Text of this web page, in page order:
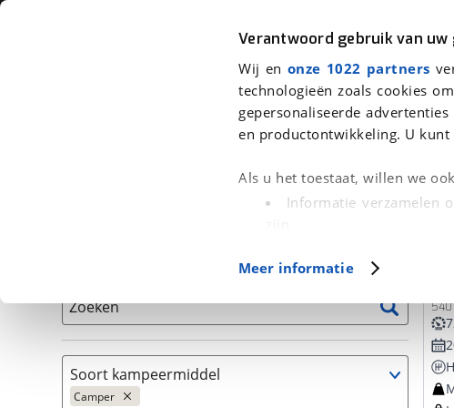
Verantwoord gebruik van uw
Wij en onze 1022 partners
technologieën zoals cookies
gepersonaliseerde
en productontwikkeling. U kunt
Als u het toestaat, willen we
Informatie verzamelen
(fingerprinting)
in. U kunt
Cookieverklaring.
Met cookies en vergelijkbare
Functionele cookies zorgen
Meer informatie
Auto Fiets Motor
Kampeervoertuigen>Camper
We hebben 7 kampeervoertuigen voor
Zoeken
Soort kampeermiddel
Camper
540